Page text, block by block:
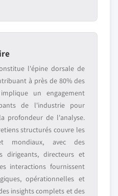
l'épine dorsale de
à près de 80% des
un engagement
de l'industrie pour
profondeur de l'analyse.
structurés couvre les
mondiaux, avec des
dirigeants, directeurs et
interactions fournissent
opérationnelles et
insights complets et des